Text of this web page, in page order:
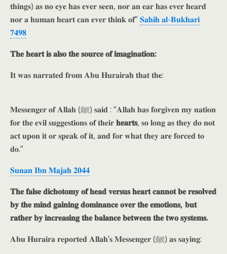
𝐭𝐡𝐢𝐧𝐠𝐬) 𝐚𝐬 𝐧𝐨 𝐞𝐲𝐞 𝐡𝐚𝐬 𝐞𝐯𝐞𝐫 𝐬𝐞𝐞𝐧, 𝐧𝐨𝐫 𝐚𝐧 𝐞𝐚𝐫 𝐡𝐚𝐬 𝐞𝐯𝐞𝐫 𝐡𝐞𝐚𝐫𝐝
𝐧𝐨𝐫 𝐚 𝐡𝐮𝐦𝐚𝐧 𝐡𝐞𝐚𝐫𝐭 𝐜𝐚𝐧 𝐞𝐯𝐞𝐫 𝐭𝐡𝐢𝐧𝐤 𝐨𝐟”𝐒𝐚𝐡𝐢𝐡 𝐚𝐥-𝐁𝐮𝐤𝐡𝐚𝐫𝐢
𝟕𝟒𝟗𝟖
𝐓𝐡𝐞 𝐡𝐞𝐚𝐫𝐭 𝐢𝐬 𝐚𝐥𝐬𝐨 𝐭𝐡𝐞 𝐬𝐨𝐮𝐫𝐜𝐞 𝐨𝐟 𝐢𝐦𝐚𝐠𝐢𝐧𝐚𝐭𝐢𝐨𝐧:
𝐈𝐭 𝐰𝐚𝐬 𝐧𝐚𝐫𝐫𝐚𝐭𝐞𝐝 𝐟𝐫𝐨𝐦 𝐀𝐛𝐮 𝐇𝐮𝐫𝐚𝐢𝐫𝐚𝐡 𝐭𝐡𝐚𝐭 𝐭𝐡𝐞:
𝐌𝐞𝐬𝐬𝐞𝐧𝐠𝐞𝐫 𝐨𝐟 𝐀𝐥𝐥𝐚𝐡 (ﷺ) 𝐬𝐚𝐢𝐝 : “𝐀𝐥𝐥𝐚𝐡 𝐡𝐚𝐬 𝐟𝐨𝐫𝐠𝐢𝐯𝐞𝐧 𝐦𝐲 𝐧𝐚𝐭𝐢𝐨𝐧
𝐟𝐨𝐫 𝐭𝐡𝐞 𝐞𝐯𝐢𝐥 𝐬𝐮𝐠𝐠𝐞𝐬𝐭𝐢𝐨𝐧𝐬 𝐨𝐟 𝐭𝐡𝐞𝐢𝐫𝐡𝐞𝐚𝐫𝐭𝐬, 𝐬𝐨 𝐥𝐨𝐧𝐠 𝐚𝐬 𝐭𝐡𝐞𝐲 𝐝𝐨 𝐧𝐨𝐭
𝐚𝐜𝐭 𝐮𝐩𝐨𝐧 𝐢𝐭 𝐨𝐫 𝐬𝐩𝐞𝐚𝐤 𝐨𝐟 𝐢𝐭, 𝐚𝐧𝐝 𝐟𝐨𝐫 𝐰𝐡𝐚𝐭 𝐭𝐡𝐞𝐲 𝐚𝐫𝐞 𝐟𝐨𝐫𝐜𝐞𝐝 𝐭𝐨
𝐝𝐨.”
𝐒𝐮𝐧𝐚𝐧 𝐈𝐛𝐧 𝐌𝐚𝐣𝐚𝐡 𝟐𝟎𝟒𝟒
𝐓𝐡𝐞 𝐟𝐚𝐥𝐬𝐞 𝐝𝐢𝐜𝐡𝐨𝐭𝐨𝐦𝐲 𝐨𝐟 𝐡𝐞𝐚𝐝 𝐯𝐞𝐫𝐬𝐮𝐬 𝐡𝐞𝐚𝐫𝐭 𝐜𝐚𝐧𝐧𝐨𝐭 𝐛𝐞 𝐫𝐞𝐬𝐨𝐥𝐯𝐞𝐝
𝐛𝐲 𝐭𝐡𝐞 𝐦𝐢𝐧𝐝 𝐠𝐚𝐢𝐧𝐢𝐧𝐠 𝐝𝐨𝐦𝐢𝐧𝐚𝐧𝐜𝐞 𝐨𝐯𝐞𝐫 𝐭𝐡𝐞 𝐞𝐦𝐨𝐭𝐢𝐨𝐧𝐬, 𝐛𝐮𝐭
𝐫𝐚𝐭𝐡𝐞𝐫 𝐛𝐲 𝐢𝐧𝐜𝐫𝐞𝐚𝐬𝐢𝐧𝐠 𝐭𝐡𝐞 𝐛𝐚𝐥𝐚𝐧𝐜𝐞 𝐛𝐞𝐭𝐰𝐞𝐞𝐧 𝐭𝐡𝐞 𝐭𝐰𝐨 𝐬𝐲𝐬𝐭𝐞𝐦𝐬.
𝐀𝐛𝐮 𝐇𝐮𝐫𝐚𝐢𝐫𝐚 𝐫𝐞𝐩𝐨𝐫𝐭𝐞𝐝 𝐀𝐥𝐥𝐚𝐡’𝐬 𝐌𝐞𝐬𝐬𝐞𝐧𝐠𝐞𝐫 (ﷺ) 𝐚𝐬 𝐬𝐚𝐲𝐢𝐧𝐠: